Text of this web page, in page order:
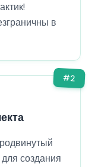
в
#2
создания